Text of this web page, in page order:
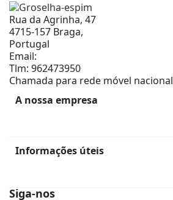
Rua da Agrinha, 47
4715-157 Braga,
Portugal
Email:
Tlm: 962473950
Chamada para rede móvel nacional
A nossa empresa
Informações úteis
Siga-nos